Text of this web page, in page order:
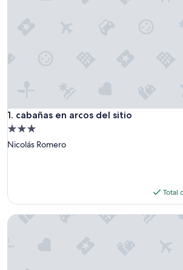
1. cabañas en arcos del sitio
cabañas en arcos del sitio
Propiedad
de
Nicolás Romero
Total
Moderna, Comoda Suite Palma en